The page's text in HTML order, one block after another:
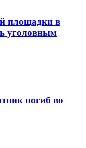
площадки в
уголовным
погиб во